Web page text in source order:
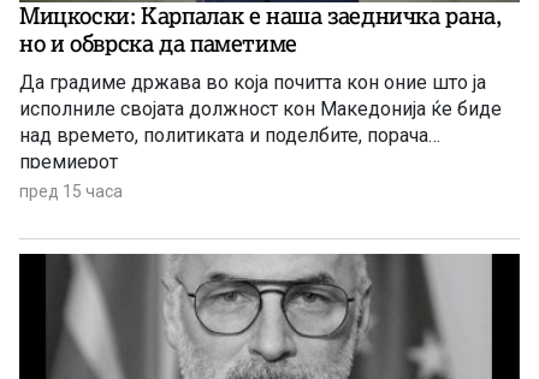
Мицкоски: Карпалак е наша заедничка рана,
но и обврска да паметиме
Да градиме држава во која почитта кон оние што ја
исполниле својата должност кон Македонија ќе биде
над времето, политиката и поделбите, порача
премиерот
пред 15 часа